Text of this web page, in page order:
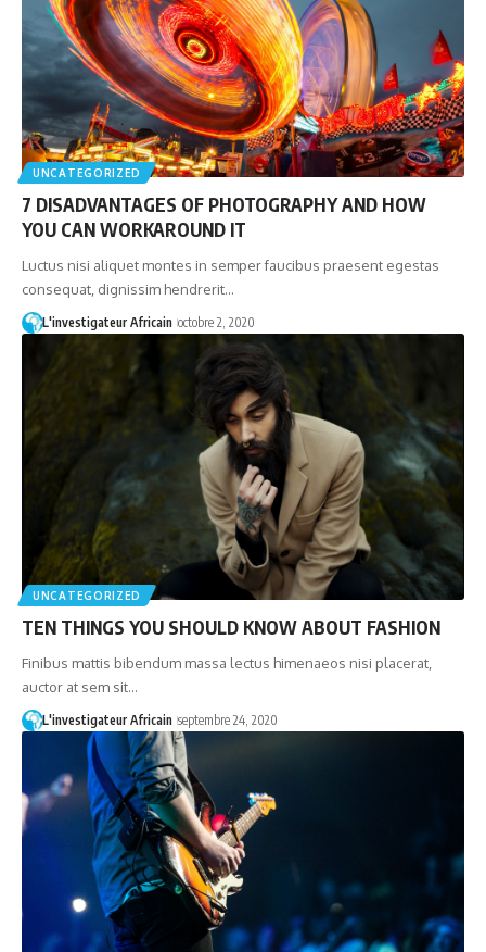
UNCATEGORIZED
7 DISADVANTAGES OF PHOTOGRAPHY AND HOW
YOU CAN WORKAROUND IT
Luctus nisi aliquet montes in semper faucibus praesent egestas
consequat, dignissim hendrerit…
L'investigateur Africain octobre 2, 2020
UNCATEGORIZED
TEN THINGS YOU SHOULD KNOW ABOUT FASHION
Finibus mattis bibendum massa lectus himenaeos nisi placerat,
auctor at sem sit…
L'investigateur Africain septembre 24, 2020